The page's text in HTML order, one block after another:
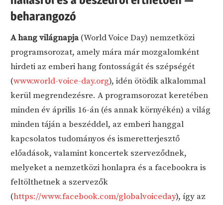
beharangozó
A hang világnapja(World Voice Day) nemzetközi
programsorozat, amely mára már mozgalomként
hirdeti az emberi hang fontosságát és szépségét
(www.world-voice-day.org), idén ötödik alkalommal
kerül megrendezésre. A programsorozat keretében
minden év április 16-án (és annak környékén) a világ
minden táján a beszéddel, az emberi hanggal
kapcsolatos tudományos és ismeretterjesztő
előadások, valamint koncertek szerveződnek,
melyeket a nemzetközi honlapra és a facebookra is
feltölthetnek a szervezők
(https://www.facebook.com/globalvoiceday), így az